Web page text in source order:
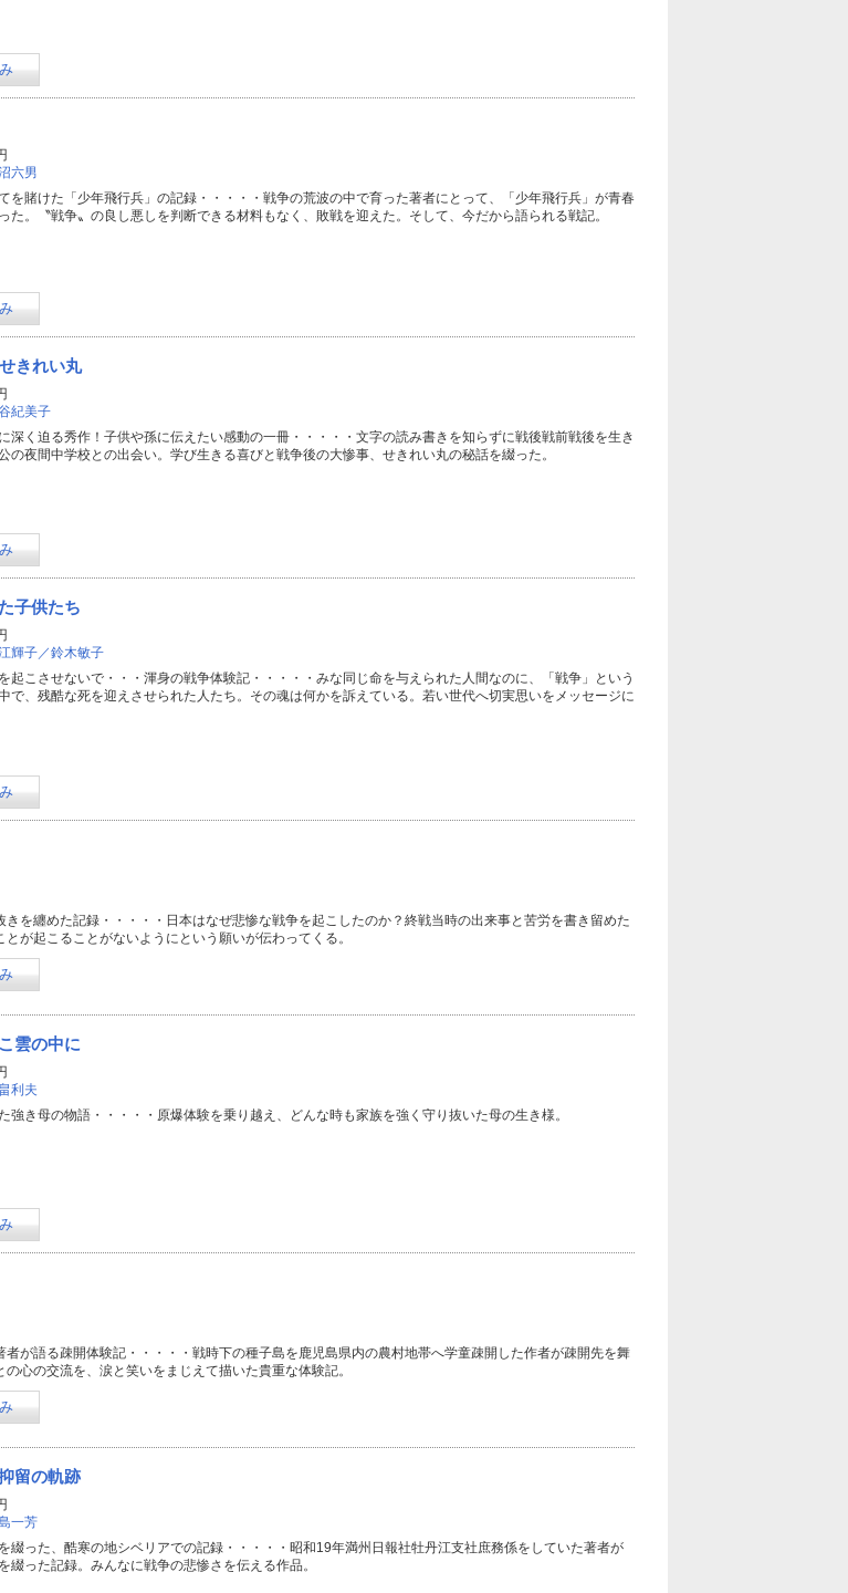
六男
を賭けた「少年飛行兵」の記録・・・・・戦争の荒波の中で育った著者にとって、「少年飛行兵」が青春
た。〝戦争〟の良し悪しを判断できる材料もなく、敗戦を迎えた。そして、今だから語られる戦記。
きれい丸
紀美子
深く迫る秀作！子供や孫に伝えたい感動の一冊・・・・・文字の読み書きを知らずに戦後戦前戦後を生き
の夜間中学校との出会い。学び生きる喜びと戦争後の大惨事、せきれい丸の秘話を綴った。
子供たち
輝子／鈴木敏子
起こさせないで・・・渾身の戦争体験記・・・・・みな同じ命を与えられた人間なのに、「戦争」という
で、残酷な死を迎えさせられた人たち。その魂は何かを訴えている。若い世代へ切実思いをメッセージに
を纏めた記録・・・・・日本はなぜ悲惨な戦争を起こしたのか？終戦当時の出来事と苦労を書き留めた
が起こることがないようにという願いが伝わってくる。
雲の中に
利夫
強き母の物語・・・・・原爆体験を乗り越え、どんな時も家族を強く守り抜いた母の生き様。
が語る疎開体験記・・・・・戦時下の種子島を鹿児島県内の農村地帯へ学童疎開した作者が疎開先を舞
心の交流を、涙と笑いをまじえて描いた貴重な体験記。
留の軌跡
一芳
綴った、酷寒の地シベリアでの記録・・・・・昭和19年満州日報社牡丹江支社庶務係をしていた著者が
綴った記録。みんなに戦争の悲惨さを伝える作品。